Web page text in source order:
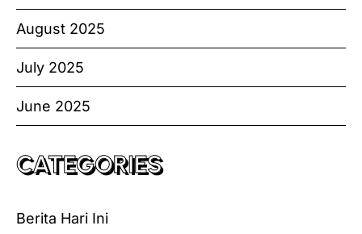
August 2025
July 2025
June 2025
CATEGORIES
Berita Hari Ini